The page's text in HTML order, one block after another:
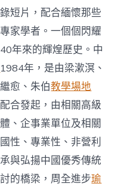
短片，配合緬懷那些
家學者。一個個閃耀
年來的輝煌歷史。中
1984年，是由梁漱溟、
愈、朱伯教學場地
合發起，由相關高級
、企事業單位及相關
性、專業性、非營利
與弘揚中國優秀傳統
的橋梁，周全進步瑜